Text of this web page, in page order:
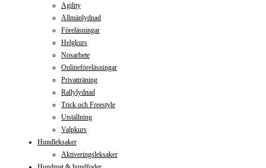
Agility
Allmänlydnad
Föreläsningar
Helgkurs
Nosarbete
Onlineföreläsningar
Privatträning
Rallylydnad
Trick och Freestyle
Utställning
Valpkurs
Hundleksaker
Aktiveringsleksaker